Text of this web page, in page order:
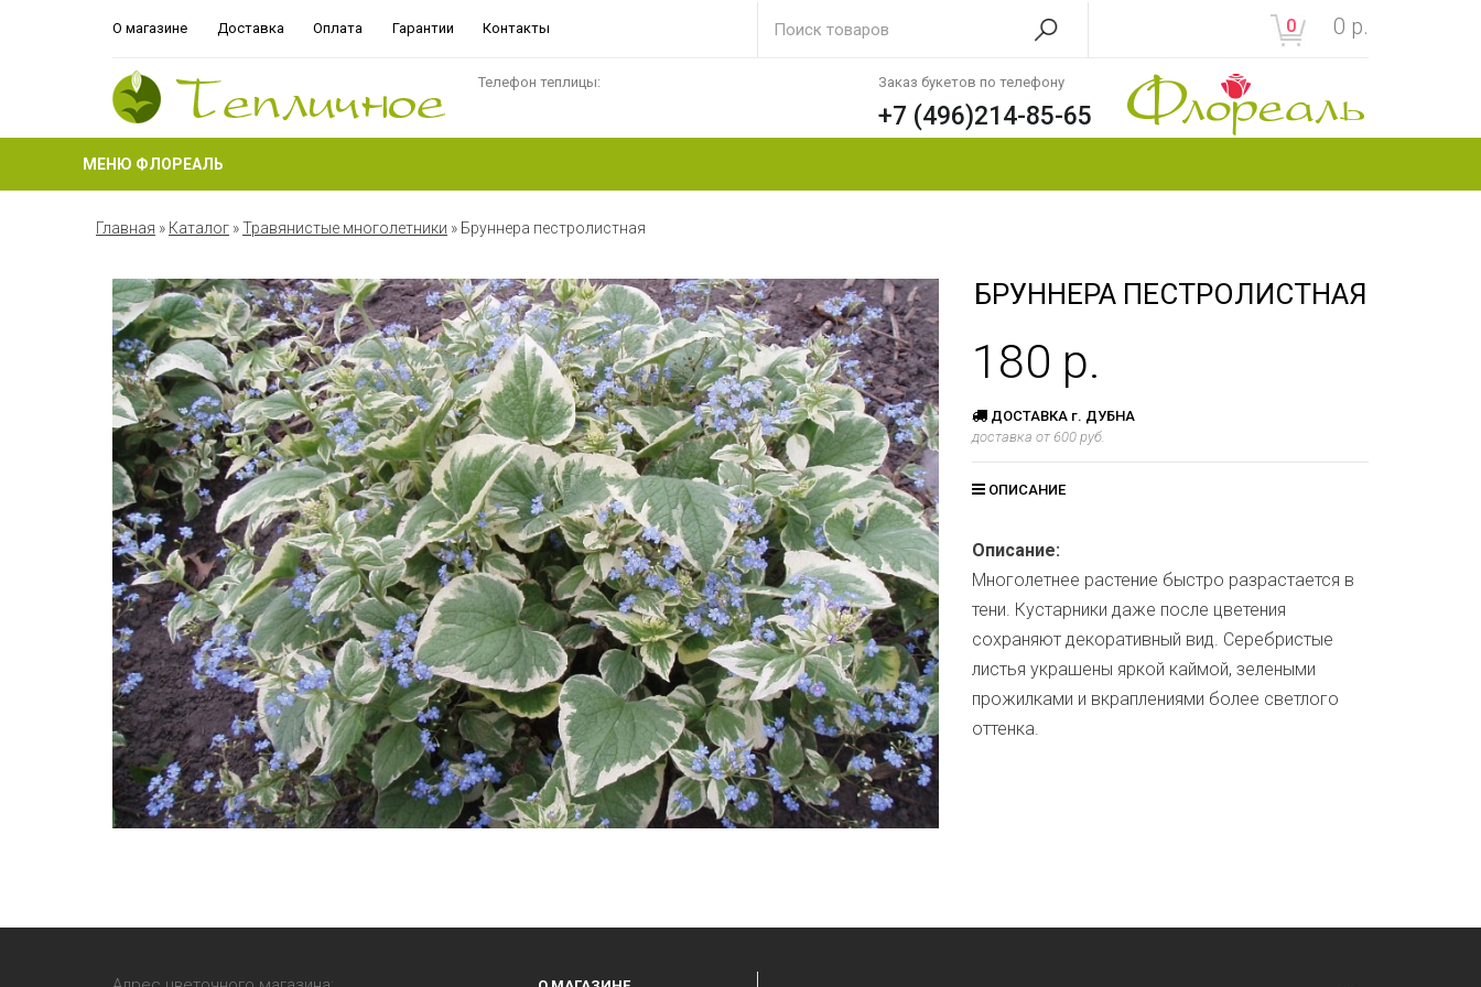
О магазине Доставка Оплата Гарантии Контакты 0 0 р.
Телефон теплицы: Заказ букетов по телефону
+7 (496)214-85-65
МЕНЮ ФЛОРЕАЛЬ
Главная » Каталог »Травянистые многолетники » Бруннера пестролистная
БРУННЕРА ПЕСТРОЛИСТНАЯ
180 р.
ДОСТАВКА г. ДУБНА
доставка от 600 руб.
ОПИСАНИЕ
Описание:
Многолетнее растение быстро разрастается в
тени. Кустарники даже после цветения
сохраняют декоративный вид. Серебристые
листья украшены яркой каймой, зелеными
прожилками и вкраплениями более светлого
оттенка.